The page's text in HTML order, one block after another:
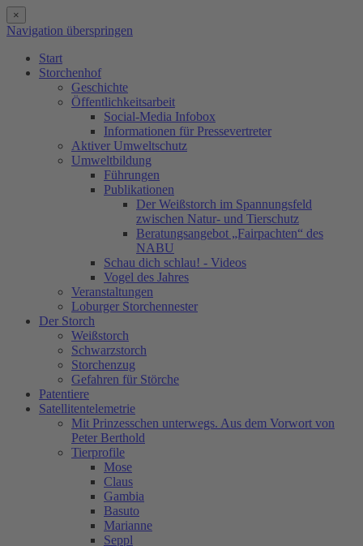
×
Navigation überspringen
Start
Storchenhof
Geschichte
Öffentlichkeitsarbeit
Social-Media Infobox
Informationen für Pressevertreter
Aktiver Umweltschutz
Umweltbildung
Führungen
Publikationen
Der Weißstorch im Spannungsfeld
zwischen Natur- und Tierschutz
Beratungsangebot „Fairpachten“ des
NABU
Schau dich schlau! - Videos
Vogel des Jahres
Veranstaltungen
Loburger Storchennester
Der Storch
Weißstorch
Schwarzstorch
Storchenzug
Gefahren für Störche
Patentiere
Satellitentelemetrie
Mit Prinzesschen unterwegs. Aus dem Vorwort von
Peter Berthold
Tierprofile
Mose
Claus
Gambia
Basuto
Marianne
Seppl